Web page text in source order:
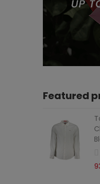
Featured